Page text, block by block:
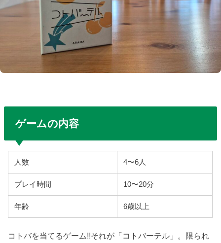
ゲームの内容
人数 4〜6人
プレイ時間 10〜20分
年齢 6歳以上
コトバを当てるゲーム!!それが「コトバーテル」。 限られ